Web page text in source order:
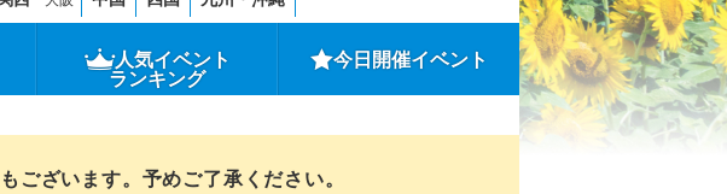
人気イベント
ランキング
今日開催イベント
ざいます。予めご了承ください。